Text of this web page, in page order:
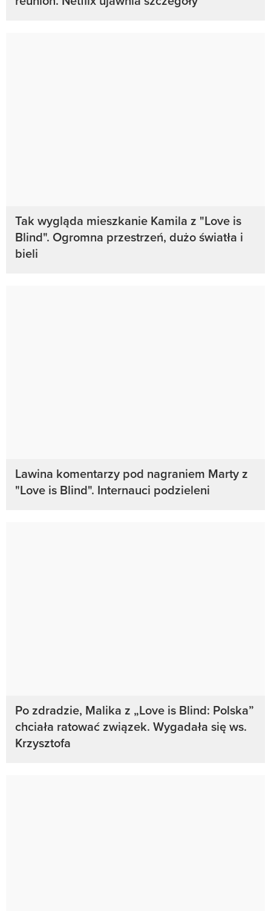
Tak wygląda mieszkanie Kamila z "Love is
Blind". Ogromna przestrzeń, dużo światła i
bieli
Lawina komentarzy pod nagraniem Marty z
"Love is Blind". Internauci podzieleni
Po zdradzie, Malika z „Love is Blind: Polska”
chciała ratować związek. Wygadała się ws.
Krzysztofa